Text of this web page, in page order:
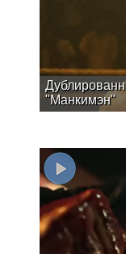
"Манкимэн"